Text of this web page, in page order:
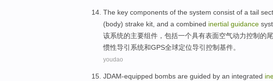
The key components of the system consist of a tail
(body) strake kit, and a combined inertial guidance
该系统的主要组件 ， 包括一个具有表面空气动力控制 的
惯性导引 系统和GPS全球定位导引控制基件。
youdao
JDAM-equipped bombs are guided by an integrated